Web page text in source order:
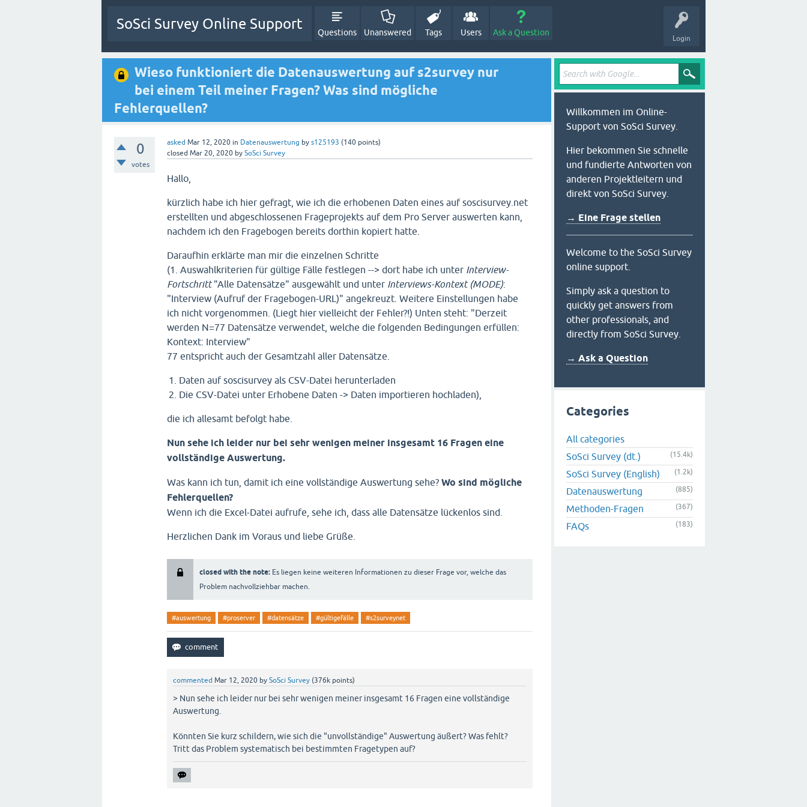
Login
SoSci Survey Online Support
Questions Unanswered Tags Users Ask a Question
Wieso funktioniert die Datenauswertung auf s2survey nur
bei einem Teil meiner Fragen? Was sind mögliche
Fehlerquellen?
0
votes
asked Mar 12, 2020 in Datenauswertung by s125193 (140 points)
closed Mar 20, 2020 by SoSci Survey
Hallo,
kürzlich habe ich hier gefragt, wie ich die erhobenen Daten eines auf soscisurvey.net
erstellten und abgeschlossenen Frageprojekts auf dem Pro Server auswerten kann,
nachdem ich den Fragebogen bereits dorthin kopiert hatte.
Daraufhin erklärte man mir die einzelnen Schritte
(1. Auswahlkriterien für gültige Fälle festlegen --> dort habe ich unter Interview-
Fortschritt"Alle Datensätze" ausgewählt und unter Interviews-Kontext (MODE):
"Interview (Aufruf der Fragebogen-URL)" angekreuzt. Weitere Einstellungen habe
ich nicht vorgenommen. (Liegt hier vielleicht der Fehler?!) Unten steht: "Derzeit
werden N=77 Datensätze verwendet, welche die folgenden Bedingungen erfüllen:
Kontext: Interview"
77 entspricht auch der Gesamtzahl aller Datensätze.
Daten auf soscisurvey als CSV-Datei herunterladen
Die CSV-Datei unter Erhobene Daten -> Daten importieren hochladen),
die ich allesamt befolgt habe.
Nun sehe ich leider nur bei sehr wenigen meiner insgesamt 16 Fragen eine
vollständige Auswertung.
Was kann ich tun, damit ich eine vollständige Auswertung sehe? Wo sind mögliche
Fehlerquellen?
Wenn ich die Excel-Datei aufrufe, sehe ich, dass alle Datensätze lückenlos sind.
Herzlichen Dank im Voraus und liebe Grüße.
closed with the note: Es liegen keine weiteren Informationen zu dieser Frage vor, welche das
Problem nachvollziehbar machen.
#auswertung #proserver #datensätze #gültigefälle #s2surveynet
commented Mar 12, 2020 by SoSci Survey (376k points)
> Nun sehe ich leider nur bei sehr wenigen meiner insgesamt 16 Fragen eine vollständige
Auswertung.
Könnten Sie kurz schildern, wie sich die "unvollständige" Auswertung äußert? Was fehlt?
Tritt das Problem systematisch bei bestimmten Fragetypen auf?
Willkommen im Online-
Support von SoSci Survey.
Hier bekommen Sie schnelle
und fundierte Antworten von
anderen Projektleitern und
direkt von SoSci Survey.
→ Eine Frage stellen
Welcome to the SoSci Survey
online support.
Simply ask a question to
quickly get answers from
other professionals, and
directly from SoSci Survey.
→ Ask a Question
Categories
All categories
SoSci Survey (dt.)
(15.4k)
SoSci Survey (English) (1.2k)
Datenauswertung (885)
Methoden-Fragen (367)
FAQs (183)